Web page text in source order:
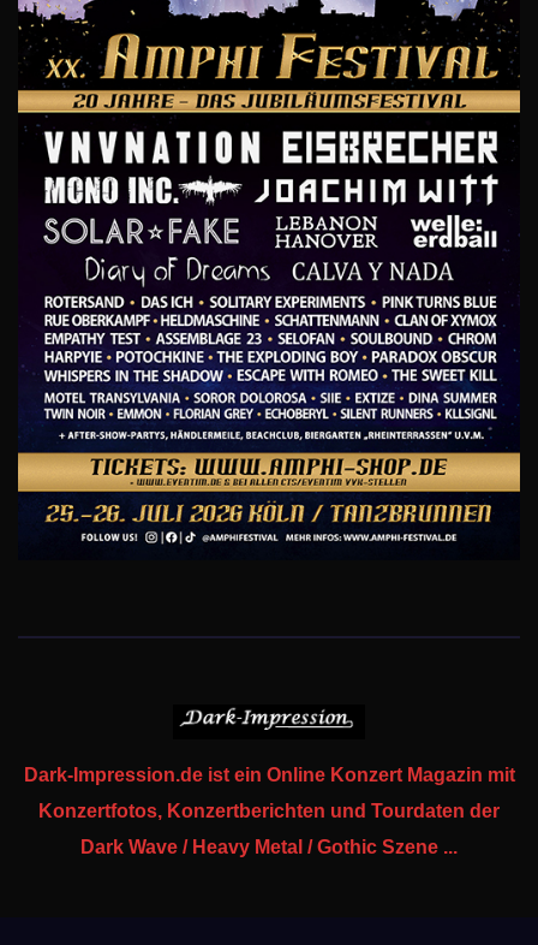
Dark-Impression.de ist ein Online Konzert Magazin mit
Konzertfotos, Konzertberichten und Tourdaten der
Dark Wave / Heavy Metal / Gothic Szene ...